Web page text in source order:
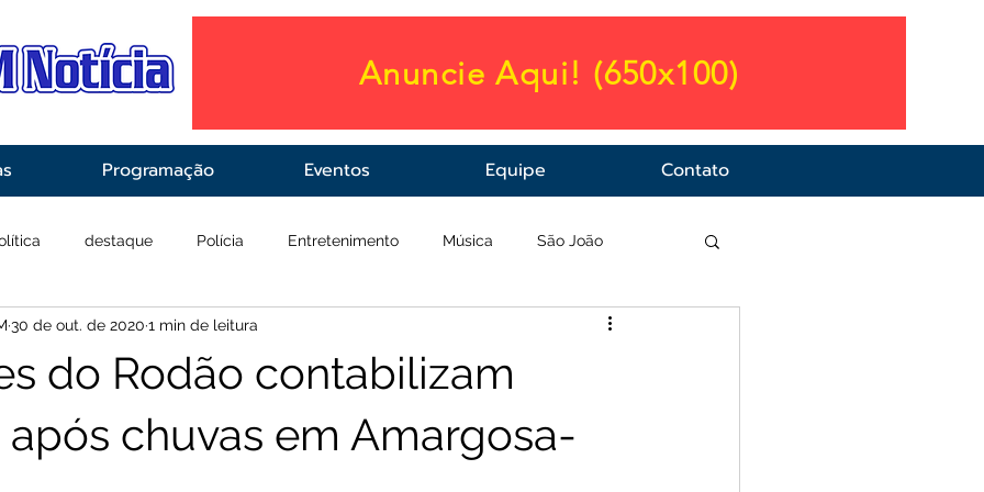
Anuncie Aqui! (650x100)
Programação Eventos Equipe Contato
destaque Polícia Entretenimento Música São João
Saúde
do Rodão contabilizam
chuvas em Amargosa-
30 de out. de 2020 1 min de leitura